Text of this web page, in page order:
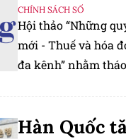
CHÍNH SÁCH SỐ
Hội thảo “Những
mới - Thuế và hóa
đa kênh” nhằm
Hàn Quốc